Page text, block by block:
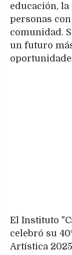
educación,
personas
comunidad.
un futuro
El Instituto
celebró su
Artística